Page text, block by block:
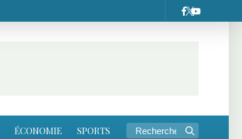
ÉCONOMIE SPORTS